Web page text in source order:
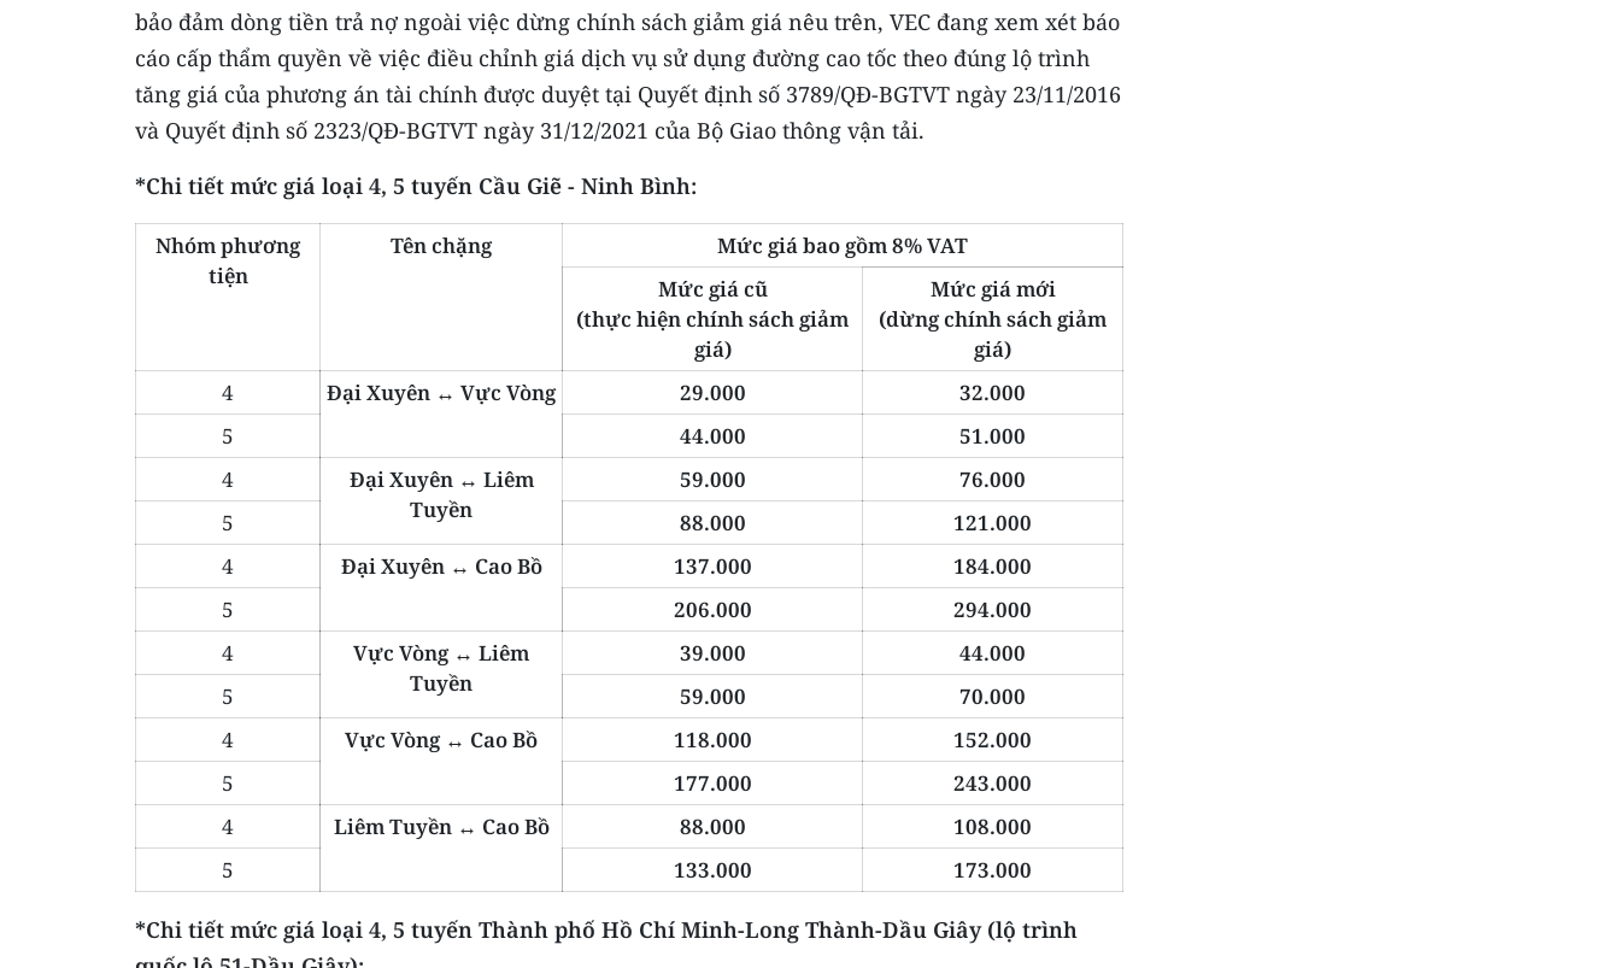
bảo đảm dòng tiền trả nợ ngoài việc dừng chính sách giảm giá nêu trên, VEC đang xem xét báo
cáo cấp thẩm quyền về việc điều chỉnh giá dịch vụ sử dụng đường cao tốc theo đúng lộ trình
tăng giá của phương án tài chính được duyệt tại Quyết định số 3789/QĐ-BGTVT ngày 23/11/2016
và Quyết định số 2323/QĐ-BGTVT ngày 31/12/2021 của Bộ Giao thông vận tải.
*Chi tiết mức giá loại 4, 5 tuyến Cầu Giẽ - Ninh Bình:
Nhóm phương
tiện
Tên chặng
Mức giá bao gồm 8% VAT
Mức giá cũ
(thực hiện chính sách giảm
giá)
Mức giá mới
(dừng chính sách giảm
giá)
4
Đại Xuyên ↔ Vực Vòng 29.000
32.000
5
44.000
51.000
4
Đại Xuyên ↔ Liêm
Tuyền
59.000
76.000
5
88.000
121.000
4
Đại Xuyên ↔ Cao Bồ 137.000
184.000
5
206.000
294.000
4
Vực Vòng ↔ Liêm
Tuyền
39.000
44.000
5
59.000
70.000
4
Vực Vòng ↔ Cao Bồ 118.000
152.000
5
177.000
243.000
4
Liêm Tuyền ↔ Cao Bồ 88.000
108.000
5
133.000 173.000
*Chi tiết mức giá loại 4, 5 tuyến Thành phố Hồ Chí Minh-Long Thành-Dầu Giây (lộ trình